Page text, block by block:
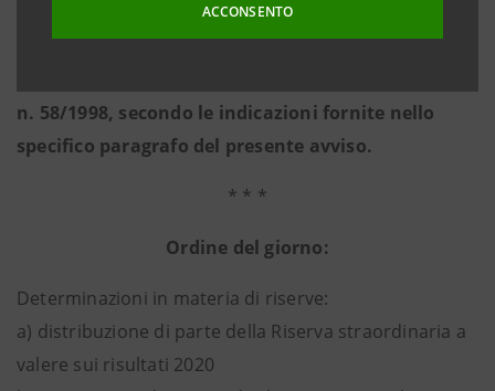
ACCONSENTO
diritto in Assemblea saranno consentiti
esclusivamente tramite il Rappresentante
n. 58/1998, secondo le indicazioni fornite nello
specifico paragrafo del presente avviso.
* * *
Ordine del giorno:
Determinazioni in materia di riserve:
a) distribuzione di parte della Riserva straordinaria a
valere sui risultati 2020